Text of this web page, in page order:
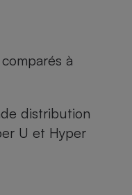
à
distribution
U et Hyper